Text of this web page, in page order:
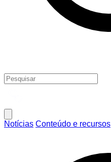
Notícias Conteúdo e recursos